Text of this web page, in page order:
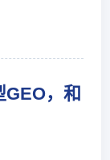
GEO，和